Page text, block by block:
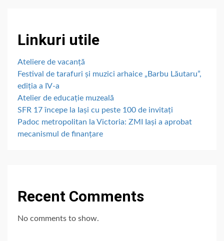
Linkuri utile
Ateliere de vacanță
Festival de tarafuri și muzici arhaice „Barbu Lăutaru”,
ediția a IV-a
Atelier de educație muzeală
SFR 17 începe la Iași cu peste 100 de invitați
Padoc metropolitan la Victoria: ZMI Iași a aprobat
mecanismul de finanțare
Recent Comments
No comments to show.